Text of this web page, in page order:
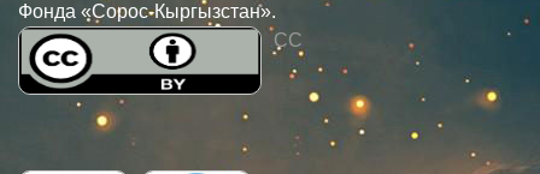
Фонда «Сорос-Кыргызстан».
CC